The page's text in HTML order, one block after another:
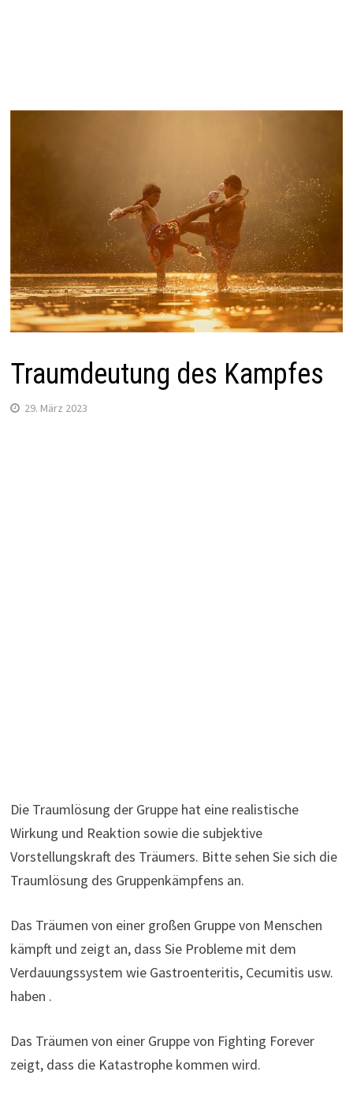
Traumdeutung des Kampfes
29. März 2023
Die Traumlösung der Gruppe hat eine realistische
Wirkung und Reaktion sowie die subjektive
Vorstellungskraft des Träumers. Bitte sehen Sie sich die
Traumlösung des Gruppenkämpfens an.
Das Träumen von einer großen Gruppe von Menschen
kämpft und zeigt an, dass Sie Probleme mit dem
Verdauungssystem wie Gastroenteritis, Cecumitis usw.
haben .
Das Träumen von einer Gruppe von Fighting Forever
zeigt, dass die Katastrophe kommen wird.